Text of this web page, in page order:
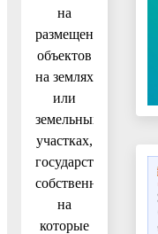
на
размещение
объектов
на землях
или
земельных
участках,
государственная
собственность
на
которые